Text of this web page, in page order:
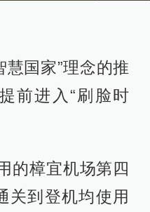
慧国家”理念的推
前进入“刷脸时
的樟宜机场第四
关到登机均使用